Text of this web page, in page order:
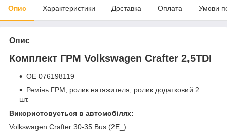
Опис Характеристики Доставка Оплата Умови
Опис
Комплект ГРМ Volkswagen Crafter 2,5TDI
OE 076198119
Ремінь ГРМ, ролик натяжителя, ролик додатковий 2
шт.
Використовується в автомобілях:
Volkswagen Crafter 30-35 Bus (2E_):